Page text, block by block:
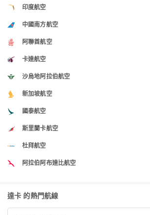
印度航空
中國南方航空
阿聯酋航空
卡達航空
沙烏地阿拉伯航空
新加坡航空
國泰航空
斯里蘭卡航空
杜拜航空
阿拉伯阿布達比航空
達卡 的熱門航線